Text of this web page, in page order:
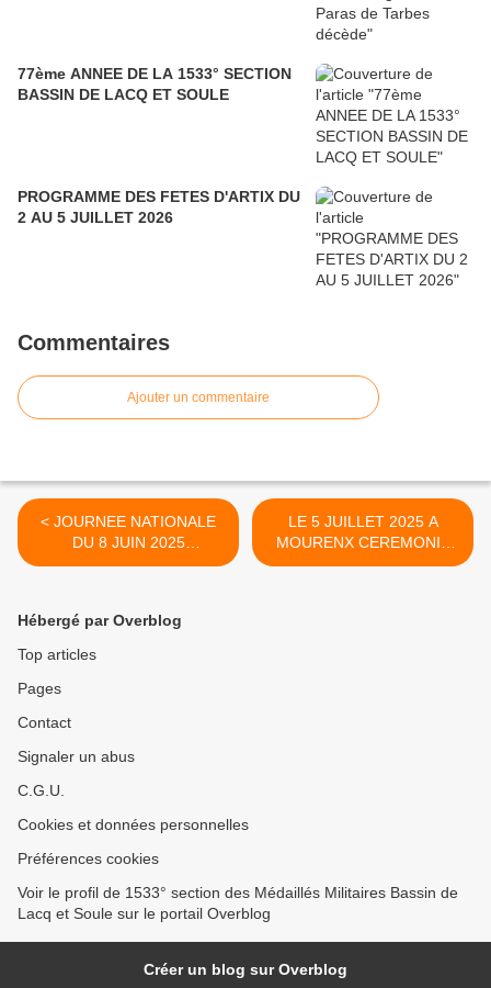
77ème ANNEE DE LA 1533° SECTION
BASSIN DE LACQ ET SOULE
PROGRAMME DES FETES D'ARTIX DU
2 AU 5 JUILLET 2026
Commentaires
Ajouter un commentaire
< JOURNEE NATIONALE
DU 8 JUIN 2025
HOMMAGE AUX MORTS
LE 5 JUILLET 2025 A
MOURENX CEREMONIE
DU MASSACRE D'ORAN
Hébergé par Overblog
Top articles
Pages
Contact
Signaler un abus
C.G.U.
Cookies et données personnelles
Préférences cookies
Voir le profil de 1533° section des Médaillés Militaires Bassin de
Lacq et Soule sur le portail Overblog
Créer un blog sur Overblog